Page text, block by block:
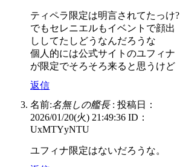
ティペラ限定は明言されてたっけ?
でもセレニエルもイベントで顔出
ししてたしどうなんだろうな
個人的には公式サイトのユフィナ
が限定でそろそろ来ると思うけど
返信
名前:名無しの艦長: 投稿日：
2026/01/20(火) 21:49:36 ID：
UxMTYyNTU
ユフィナ限定はないだろうな。